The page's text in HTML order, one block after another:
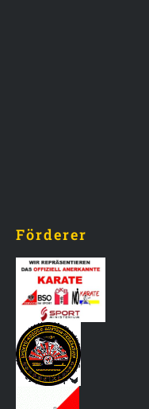
Förderer